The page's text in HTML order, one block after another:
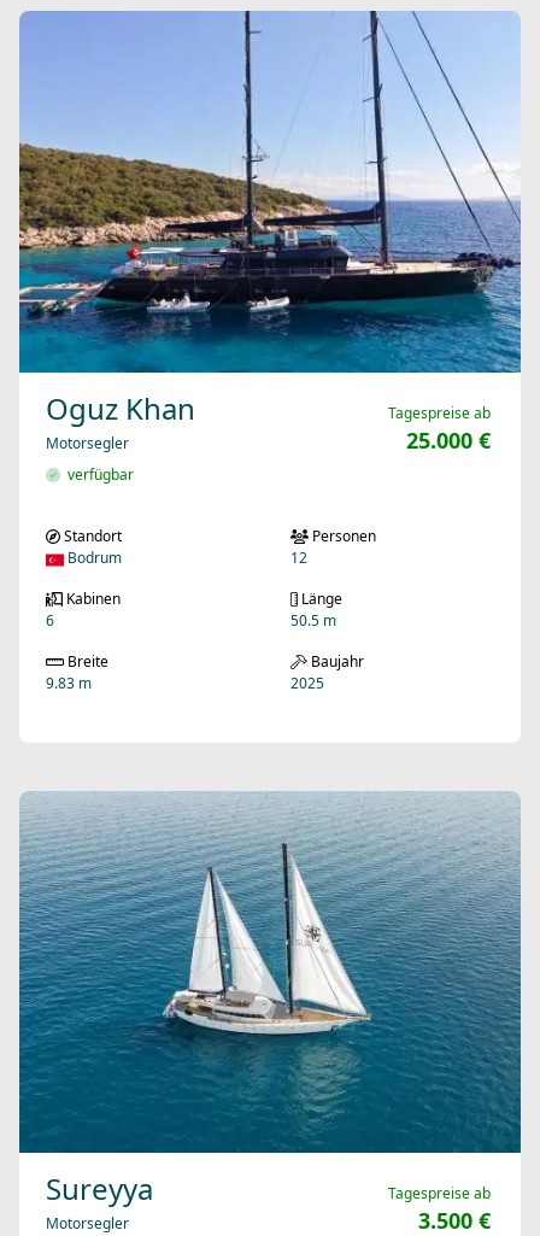
Oguz Khan
Motorsegler
verfügbar
Tagespreise ab
25.000 €
Standort
Bodrum
Personen
12
Kabinen
6
Länge
50.5 m
Breite
9.83 m
Baujahr
2025
Sureyya
Motorsegler
Tagespreise ab
3.500 €